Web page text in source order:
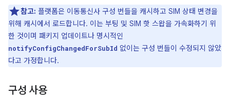
참고: 플랫폼은 이동통신사 구성 번들을 캐시하고 SIM 상태 변경을
위해 캐시에서 로드합니다. 이는 부팅 및 SIM 핫 스왑을 가속화하기 위
한 것이며 패키지 업데이트나 명시적인
notifyConfigChangedForSubId 없이는 구성 번들이 수정되지 않았
다고 가정합니다.
구성 사용